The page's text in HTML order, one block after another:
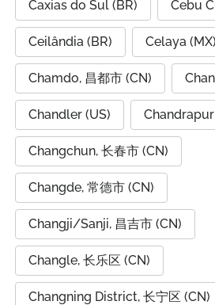
Caxias do Sul (BR) Cebu
Ceilândia (BR) Celaya (MX)
Chamdo, 昌都市 (CN)
Chandler (US) Chandrapur
Changchun, 长春市 (CN)
Changde, 常德市 (CN)
Changji/Sanji, 昌吉市 (CN)
Changle, 长乐区 (CN)
Changning District, 长宁区 (CN)